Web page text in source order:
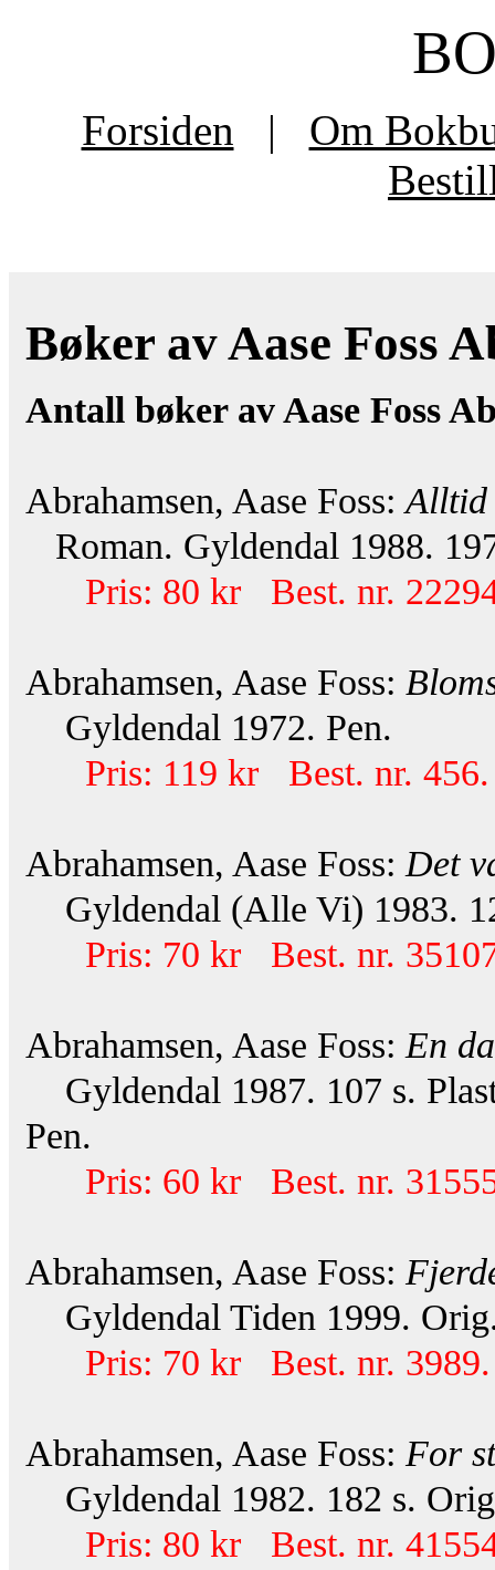
Forsiden |
Om
Bøker av Aase Foss
Antall bøker av Aase Foss
Abrahamsen, Aase Foss:Alltid
Roman. Gyldendal 1988.
Pris: 80 kr Best. nr.
Abrahamsen, Aase Foss:
Gyldendal 1972. Pen.
Pris: 119 kr Best. nr. 456.
Abrahamsen, Aase Foss: Det
Gyldendal (Alle Vi) 1983.
Pris: 70 kr Best. nr.
Abrahamsen, Aase Foss: En
Gyldendal 1987. 107 s.
Pen.
Pris: 60 kr Best. nr.
Abrahamsen, Aase Foss:
Gyldendal Tiden 1999.
Pris: 70 kr Best. nr. 3989.
Abrahamsen, Aase Foss: For
Gyldendal 1982. 182 s.
Pris: 80 kr Best. nr.